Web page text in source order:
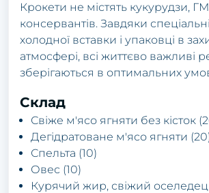
Крокети не містять кукурудзи,
консервантів. Завдяки
холодної вставки і упаковці в
атмосфері, всі життєво важливі
зберігаються в оптимальних
Склад
Свіже м'ясо ягняти без кісток
Дегідратоване м'ясо ягняти
Спельта (10)
Овес (10)
Курячий жир, свіжий